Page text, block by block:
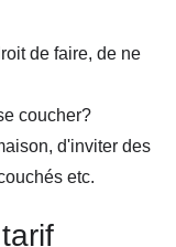
de faire, de ne
coucher?
d'inviter des
etc.